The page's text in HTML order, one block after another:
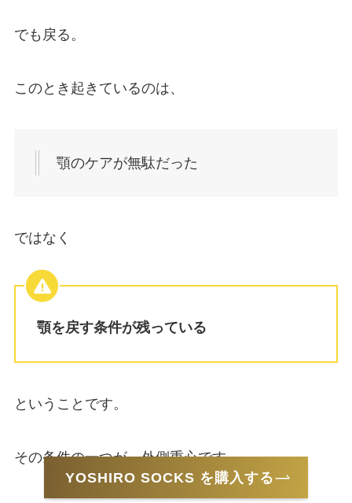
でも戻る。
このとき起きているのは、
顎のケアが無駄だった
ではなく
顎を戻す条件が残っている
ということです。
その条件の一つが、外側重心です。
YOSHIRO SOCKS を購入する